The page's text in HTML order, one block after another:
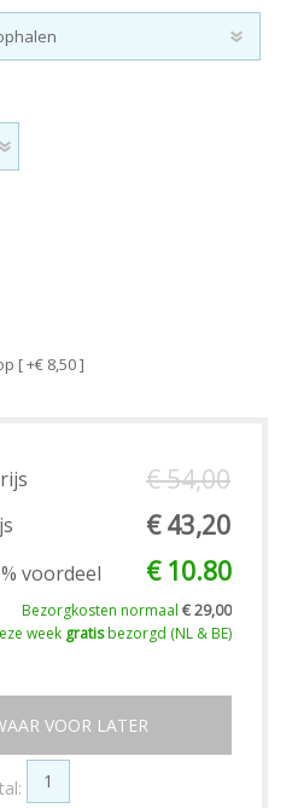
[ +€ 8,50 ]
€ 54,00
€ 43,20
voordeel € 10.80
Bezorgkosten normaal € 29,00
week gratisbezorgd (NL & BE)
VOOR LATER